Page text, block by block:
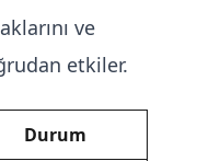
ve
etkiler.
Durum